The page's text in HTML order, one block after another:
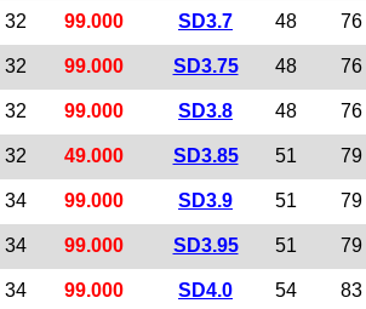
32 99.000 SD3.7 48 76
32 99.000 SD3.75 48 76
32 99.000 SD3.8 48 76
32 49.000 SD3.85 51 79
34 99.000 SD3.9 51 79
34 99.000 SD3.95 51 79
34 99.000 SD4.0 54 83